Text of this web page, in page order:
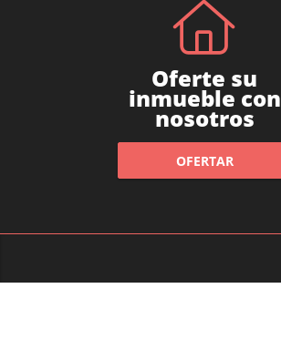
Oferte su
inmueble con
nosotros
OFERTAR